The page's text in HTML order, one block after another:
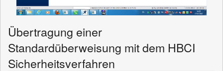
Übertragung einer
Standardüberweisung mit dem HBCI
Sicherheitsverfahren